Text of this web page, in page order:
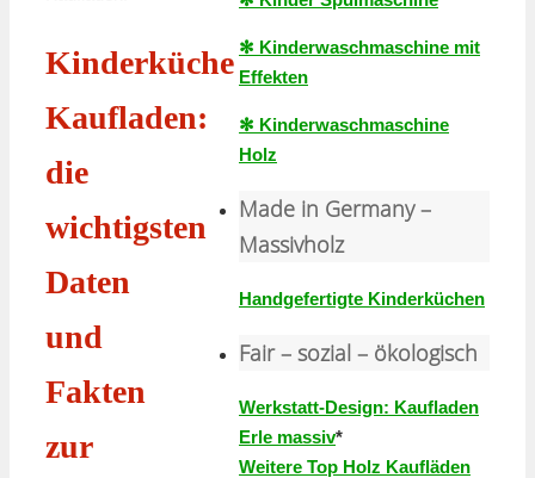
Kinderküche
Kaufladen:
die
wichtigsten
Daten
und
Fakten
zur
✻ Kinderwaschmaschine mit
Effekten
✻ Kinderwaschmaschine
Holz
Made in Germany –
Massivholz
Handgefertigte Kinderküchen
Fair – sozial – ökologisch
Werkstatt-Design: Kaufladen
Erle massiv*
Weitere Top Holz Kaufläden